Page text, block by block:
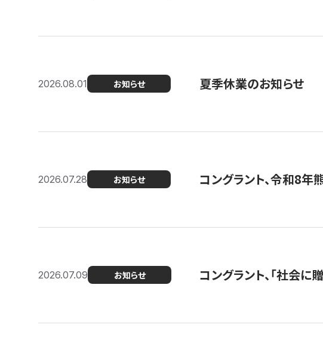
2026.08.01 お知らせ 夏季休業のお知らせ
2026.07.28 お知らせ コングラント、令和8
2026.07.09 お知らせ コングラント、「社会